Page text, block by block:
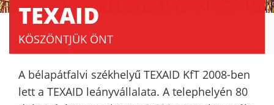
TEXAID
KÖSZÖNTJÜK ÖNT
A bélapátfalvi székhelyű TEXAID KfT 2008-ben
lett a TEXAID leányvállalata. A telephelyén 80